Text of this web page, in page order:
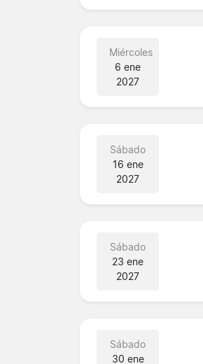
Miércoles
6 ene
2027
Sábado
16 ene
2027
Sábado
23 ene
2027
Sábado
30 ene